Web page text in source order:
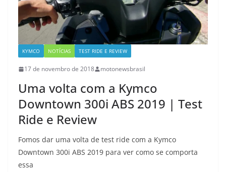
KYMCO NOTÍCIAS TEST RIDE E REVIEW
17 de novembro de 2018 motonewsbrasil
Uma volta com a Kymco
Downtown 300i ABS 2019 | Test
Ride e Review
Fomos dar uma volta de test ride com a Kymco
Downtown 300i ABS 2019 para ver como se comporta
essa